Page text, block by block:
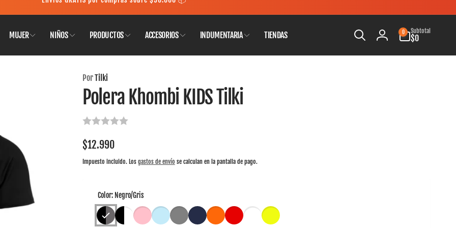
MUJER NIÑOS PRODUCTOS ACCESORIOS INDUMENTARIA TIENDAS
Iniciar
sesión
0
artículos
Subtotal
$0
PorTilki
Polera Khombi KIDS Tilki
Precio
habitual
$12.990
Impuesto incluido. Los gastos de envío se calculan en la pantalla de pago.
Color: Negro/Gris
disponible, normalmente está listo en 24 horas
Condes RM